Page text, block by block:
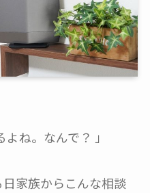
ね。なんで？ 」
家族からこんな相談